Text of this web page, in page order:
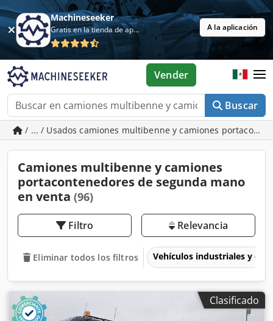
Machineseeker
Gratis en la tienda de aplicaciones A la aplicación
Buscar
Vender
/ ... / Usados camiones multibenne y camiones
Camiones multibenne y camiones
portacontenedores de segunda mano
en venta (96)
Filtro Relevancia
Eliminar todos los filtros Vehículos industriales y
Clasificado